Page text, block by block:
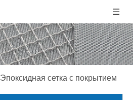
Эпоксидная сетка с покрытием